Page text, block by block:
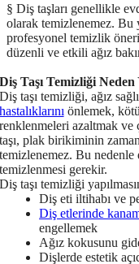
§ Diş taşları genellikle
olarak temizlenemez. Bu
profesyonel temizlik
düzenli ve etkili ağız
Taşı Temizliği Neden
taşı temizliği, ağız
önlemek,
azaltmak ve
plak birikiminin
Bu
gerekir.
taşı temizliği
Diş eti iltihabı ve
Diş etlerinde
engellemek
Ağız kokusunu
Dişlerde estetik